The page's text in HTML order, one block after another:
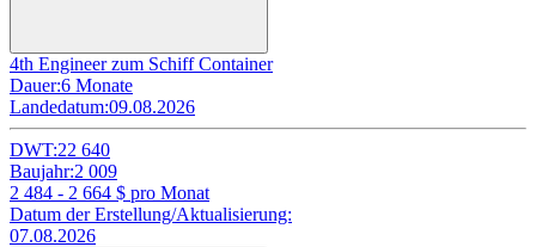
4th Engineer zum Schiff Container
Dauer:6 Monate
Landedatum:09.08.2026
DWT:22 640
Baujahr:2 009
2 484 - 2 664 $ pro Monat
Datum der Erstellung/Aktualisierung:
07.08.2026